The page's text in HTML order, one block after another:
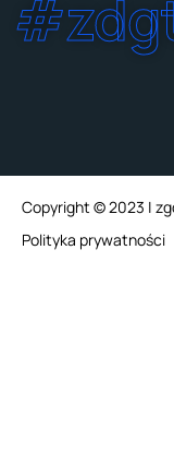
Copyright © 2023 |
Polityka prywatności